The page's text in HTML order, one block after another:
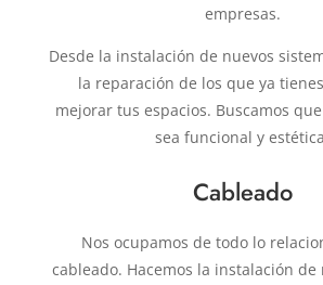
empresas.
Desde la instalación de nuevos
la reparación de los que ya
mejorar tus espacios. Buscamos
sea funcional y
Cableado
Nos ocupamos de todo lo
cableado. Hacemos la instalación de